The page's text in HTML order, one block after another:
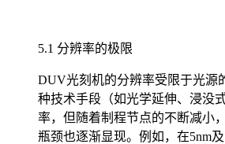
5.1 分辨率的极限
DUV光刻机的分辨率受限于光源
种技术手段（如光学延伸、浸没
率，但随着制程节点的不断减小
瓶颈也逐渐显现。例如，在5nm